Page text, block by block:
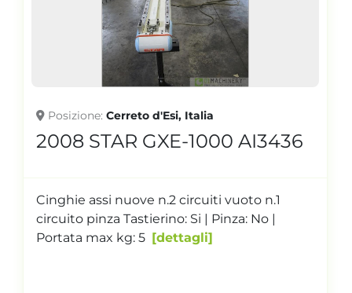
Posizione Cerreto d'Esi, Italia
2008 STAR GXE-1000 AI3436
Cinghie assi nuove n.2 circuiti vuoto n.1
circuito pinza Tastierino: Si | Pinza: No |
Portata max kg: 5
dettagli